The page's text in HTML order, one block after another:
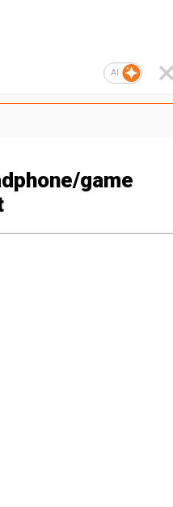
AI
game